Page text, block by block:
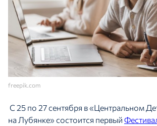
freepik.com
С 25 по 27 сентября в «Центральном
на Лубянке» состоится первый